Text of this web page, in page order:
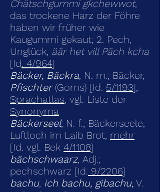
Chätschgummi gkchewwot,
das trockene Harz der Föhre
haben wir früher wie
Kaugummi gekaut; 2. Pech,
Unglück, äär het vill Päch kcha
[Id. 4/964]
Bäcker, Bäckra, N. m.; Bäcker,
Pfischter (Goms) [Id. 5/1193],
Sprachatlas, vgl. Liste der
Synonyma
Bäckerseel; N. f.; Bäckerseele,
Luftloch im Laib Brot, mehr
[Id. vgl. Bek 4/1108]
bächschwaarz, Adj.;
pechschwarz [Id. 9/2206]
bachu, ich bachu, gibachu, V.